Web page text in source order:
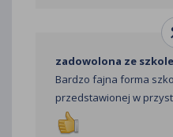
zadowolona ze
Bardzo fajna forma
przedstawionej w